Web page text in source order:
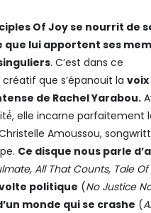
Of Joy se nourrit de
que lui apportent ses
. C’est dans ce
que s’épanouit la voix
de Rachel Yarabou.
elle incarne parfaitement
Amoussou,
Ce disque nous parle
All That Counts, Tale Of
politique (No Justice
monde qui se crashe (